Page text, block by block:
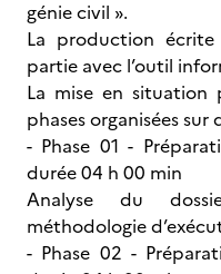
génie civil ».
La production
partie avec l’outil
La mise en situation
phases organisées
- Phase 01 -
durée 04 h 00 min
Analyse du
méthodologie
- Phase 02 -